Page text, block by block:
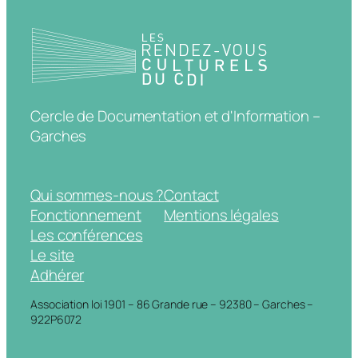
Cercle de Documentation et d'Information –
Garches
Qui sommes-nous ?
Fonctionnement
Les conférences
Le site
Adhérer
Contact
Mentions légales
Association loi 1901 – 86 Grande rue – 92380 – Garches –
922P6072